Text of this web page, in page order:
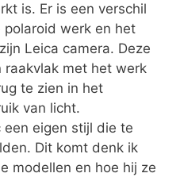
is. Er is een verschil
werk en het
Leica camera. Deze
raakvlak met het werk
te zien in het
van licht.
eigen stijl die te
Dit komt denk ik
modellen en hoe hij ze